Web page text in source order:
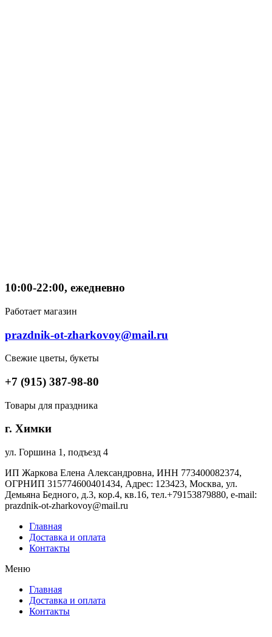
10:00-22:00, ежедневно
Работает магазин
prazdnik-ot-zharkovoy@mail.ru
Свежие цветы, букеты
+7 (915) 387-98-80
Товары для праздника
г. Химки
ул. Горшина 1, подъезд 4
ИП Жаркова Елена Александровна, ИНН 773400082374,
ОГРНИП 315774600401434, Адрес: 123423, Москва, ул.
Демьяна Бедного, д.3, кор.4, кв.16, тел.+79153879880, e-mail:
prazdnik-ot-zharkovoy@mail.ru
Главная
Доставка и оплата
Контакты
Меню
Главная
Доставка и оплата
Контакты